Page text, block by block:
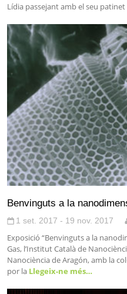
Lídia passejant amb el seu
Benvinguts a la
1 set. 2017 - 19 nov. 2017
Exposició “Benvinguts a la
Gas, l’Institut Català de
Nanociència de Aragón, amb la
por la Llegeix-ne més…